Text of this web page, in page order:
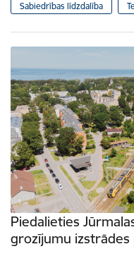
Sabiedrības līdzdalība
Piedalieties
grozījumu izstrādes